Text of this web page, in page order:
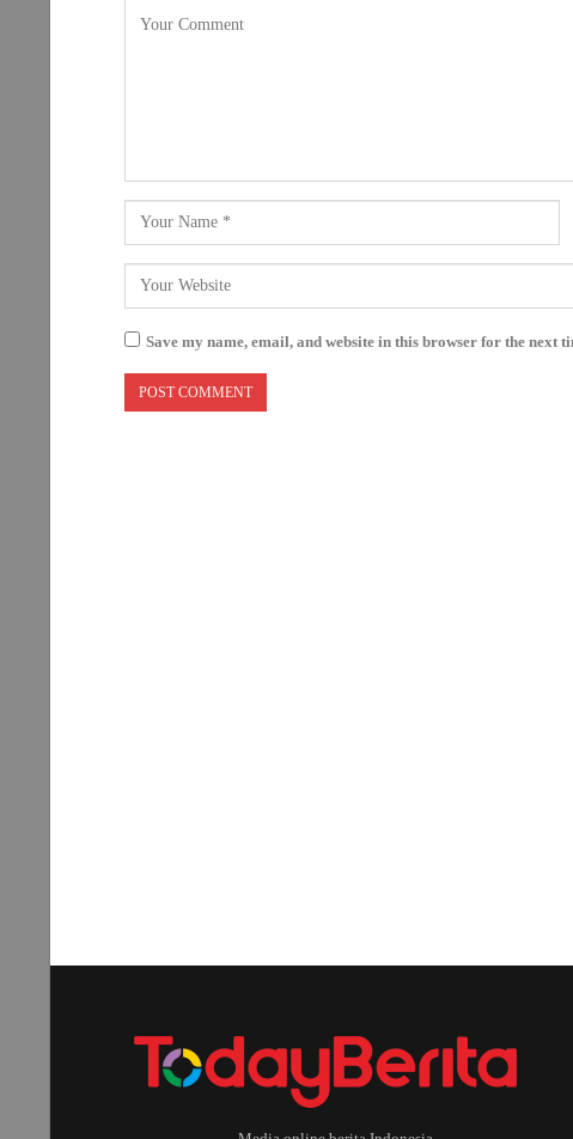
Save my name, email, and website in this browser for the next